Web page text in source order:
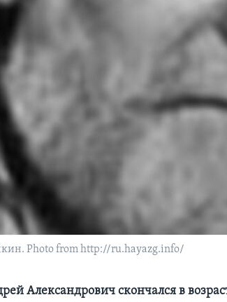
Photo from http://ru.hayazg.info/
Александрович скончался в